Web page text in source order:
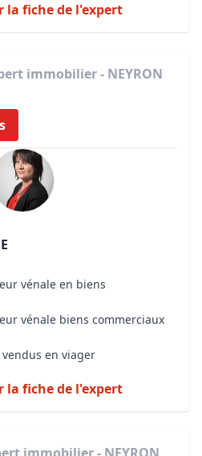
la fiche de l'expert
immobilier - NEYRON
vénale en biens
vénale biens commerciaux
en viager
la fiche de l'expert